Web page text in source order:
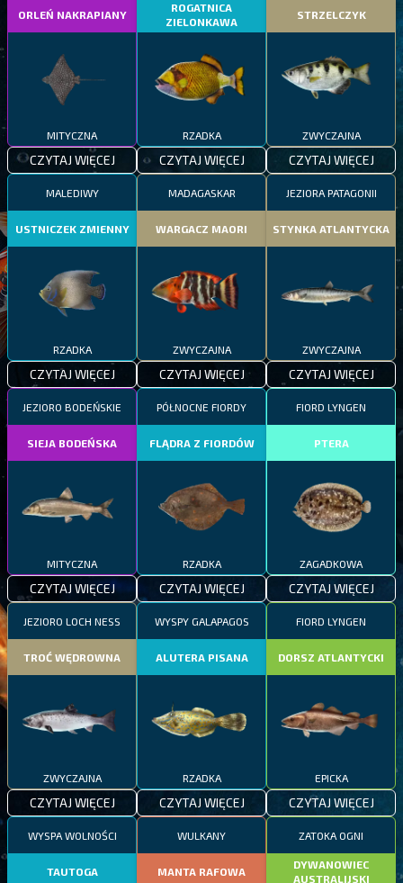
ORLEŃ NAKRAPIANY
MITYCZNA
CZYTAJ WIĘCEJ
ROGATNICA
ZIELONKAWA
RZADKA
CZYTAJ WIĘCEJ
STRZELCZYK
ZWYCZAJNA
CZYTAJ WIĘCEJ
MALEDIWY
USTNICZEK ZMIENNY
RZADKA
CZYTAJ WIĘCEJ
MADAGASKAR
WARGACZ MAORI
ZWYCZAJNA
CZYTAJ WIĘCEJ
JEZIORA PATAGONII
STYNKA ATLANTYCKA
ZWYCZAJNA
CZYTAJ WIĘCEJ
JEZIORO BODEŃSKIE
SIEJA BODEŃSKA
MITYCZNA
CZYTAJ WIĘCEJ
PÓŁNOCNE FIORDY
FLĄDRA Z FIORDÓW
RZADKA
CZYTAJ WIĘCEJ
FIORD LYNGEN
PTERA
ZAGADKOWA
CZYTAJ WIĘCEJ
JEZIORO LOCH NESS
TROĆ WĘDROWNA
ZWYCZAJNA
CZYTAJ WIĘCEJ
WYSPY GALAPAGOS
ALUTERA PISANA
RZADKA
CZYTAJ WIĘCEJ
FIORD LYNGEN
DORSZ ATLANTYCKI
EPICKA
CZYTAJ WIĘCEJ
WYSPA WOLNOŚCI
TAUTOGA
WULKANY
MANTA RAFOWA
ZATOKA OGNI
DYWANOWIEC
AUSTRALIJSKI